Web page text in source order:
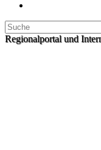
Regionalportal und